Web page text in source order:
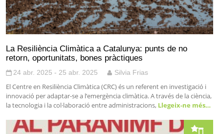
La Resiliència Climàtica a Catalunya: punts de no
retorn, oportunitats, bones pràctiques
24 abr. 2025 - 25 abr. 2025 Silvia Frias
El Centre en Resiliència Climàtica (CRC) és un referent en investigació i
innovació per adaptar-se a l’emergència climàtica. A través de la ciència,
la tecnologia i la col·laboració entre administracions, Llegeix-ne més…